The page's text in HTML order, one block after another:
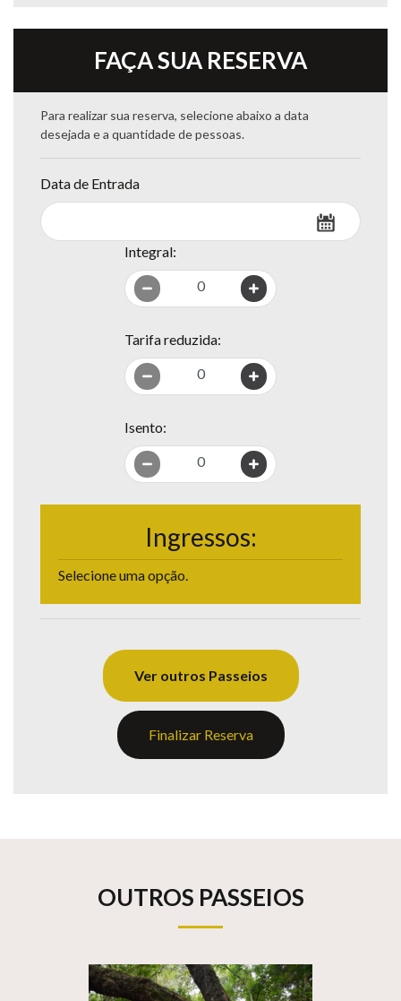
FAÇA SUA RESERVA
Para realizar sua reserva, selecione abaixo a data
desejada e a quantidade de pessoas.
Data de Entrada
Integral:
0
Tarifa reduzida:
0
Isento:
0
Ingressos:
Selecione uma opção.
Ver outros Passeios
Finalizar Reserva
OUTROS PASSEIOS